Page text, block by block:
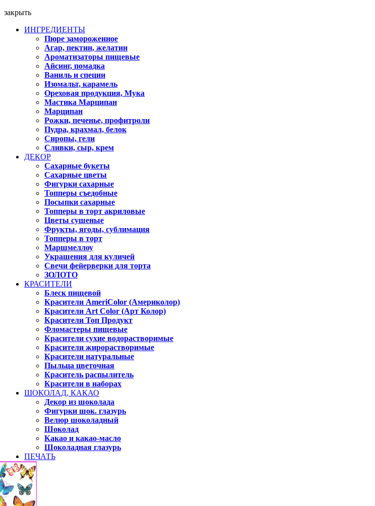
закрыть
ИНГРЕДИЕНТЫ
Пюре замороженное
Агар, пектин, желатин
Ароматизаторы пищевые
Айсинг, помадка
Ваниль и специи
Изомальт, карамель
Ореховая продукция, Мука
Мастика Марципан
Марципан
Рожки, печенье, профитроли
Пудра, крахмал, белок
Сиропы, гели
Сливки, сыр, крем
ДЕКОР
Сахарные букеты
Сахарные цветы
Фигурки сахарные
Топперы съедобные
Посыпки сахарные
Топперы в торт акриловые
Цветы сушеные
Фрукты, ягоды, сублимация
Топперы в торт
Маршмеллоу
Украшения для куличей
Свечи фейерверки для торта
ЗОЛОТО
КРАСИТЕЛИ
Блеск пищевой
Красители AmeriColor (Америколор)
Красители Art Color (Арт Колор)
Красители Топ Продукт
Фломастеры пищевые
Красители сухие водорастворимые
Красители жирорастворимые
Красители натуральные
Пыльца цветочная
Краситель распылитель
Красители в наборах
ШОКОЛАД, КАКАО
Декор из шоколада
Фигурки шок. глазурь
Велюр шоколадный
Шоколад
Какао и какао-масло
Шоколадная глазурь
ПЕЧАТЬ